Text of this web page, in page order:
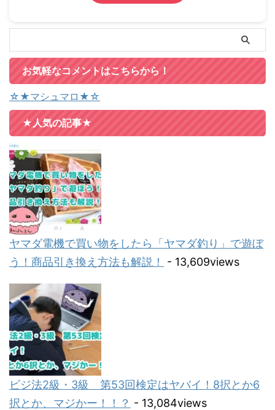
お気軽なコメントはこちらから！
☆★マシュマロ★☆
★人気の記事★
ヤマダ電機で買い物をしたら「ヤマダ釣り」で遊ぼ
う！商品引き換え方法も解説！
- 13,609views
ビジ法2級・3級 第53回検定はヤバイ！8択とか6
択とか、マジかー！！？ - 13,084views